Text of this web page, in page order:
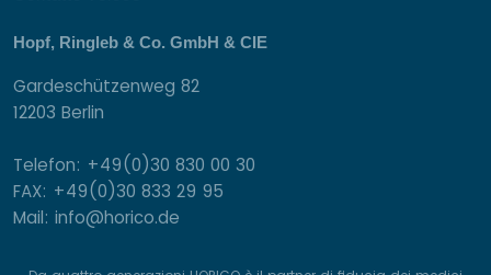
Hopf, Ringleb & Co. GmbH & CIE
Gardeschützenweg 82
12203 Berlin
Telefon: +49(0)30 830 00 30
FAX: +49(0)30 833 29 95
Mail: info@horico.de